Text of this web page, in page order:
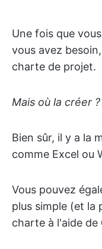
Une fois que
vous avez
charte de projet.
Mais où la créer ?
Bien sûr, il y a la
comme Excel ou
Vous pouvez
plus simple (et la
charte à l'aide de